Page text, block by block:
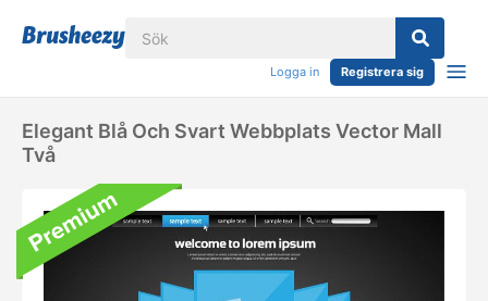
Logga in Registrera sig
Elegant Blå Och Svart Webbplats Vector Mall
Två